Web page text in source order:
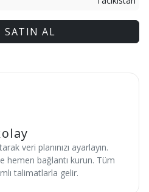
SATIN AL
veri planınızı ayarlayın.
hemen bağlantı kurun. Tüm
talimatlarla gelir.